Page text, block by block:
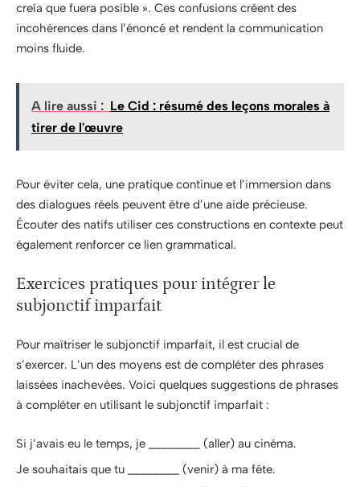
creía que fuera posible ». Ces confusions créent des
incohérences dans l’énoncé et rendent la communication
moins fluide.
A lire aussi : Le Cid : résumé des leçons morales à
tirer de l'œuvre
Pour éviter cela, une pratique continue et l’immersion dans
des dialogues réels peuvent être d’une aide précieuse.
Écouter des natifs utiliser ces constructions en contexte peut
également renforcer ce lien grammatical.
Exercices pratiques pour intégrer le
subjonctif imparfait
Pour maîtriser le subjonctif imparfait, il est crucial de
s’exercer. L’un des moyens est de compléter des phrases
laissées inachevées. Voici quelques suggestions de phrases
à compléter en utilisant le subjonctif imparfait :
Si j’avais eu le temps, je ________ (aller) au cinéma.
Je souhaitais que tu ________ (venir) à ma fête.